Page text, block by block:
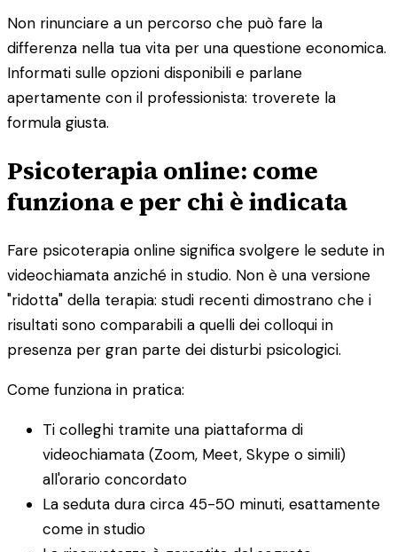
Non rinunciare a un percorso che può fare la
differenza nella tua vita per una questione economica.
Informati sulle opzioni disponibili e parlane
apertamente con il professionista: troverete la
formula giusta.
Psicoterapia online: come
funziona e per chi è indicata
Fare psicoterapia online significa svolgere le sedute in
videochiamata anziché in studio. Non è una versione
"ridotta" della terapia: studi recenti dimostrano che i
risultati sono comparabili a quelli dei colloqui in
presenza per gran parte dei disturbi psicologici.
Come funziona in pratica:
Ti colleghi tramite una piattaforma di
videochiamata (Zoom, Meet, Skype o simili)
all'orario concordato
La seduta dura circa 45-50 minuti, esattamente
come in studio